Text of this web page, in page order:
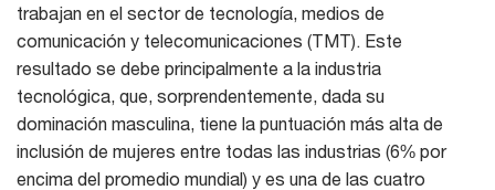
trabajan en el sector de tecnología, medios de
comunicación y telecomunicaciones (TMT). Este
resultado se debe principalmente a la industria
tecnológica, que, sorprendentemente, dada su
dominación masculina, tiene la puntuación más alta de
inclusión de mujeres entre todas las industrias (6% por
encima del promedio mundial) y es una de las cuatro